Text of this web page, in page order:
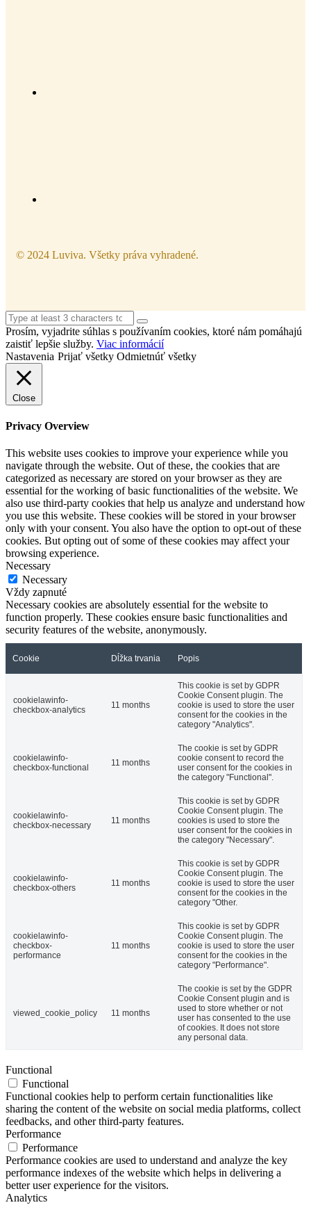
© 2024 Luviva. Všetky práva vyhradené.
Prosím, vyjadrite súhlas s používaním cookies, ktoré nám pomáhajú
zaistiť lepšie služby. Viac informácií
Nastavenia Prijať všetky Odmietnúť všetky
Close
Privacy Overview
This website uses cookies to improve your experience while you
navigate through the website. Out of these, the cookies that are
categorized as necessary are stored on your browser as they are
essential for the working of basic functionalities of the website. We
also use third-party cookies that help us analyze and understand how
you use this website. These cookies will be stored in your browser
only with your consent. You also have the option to opt-out of these
cookies. But opting out of some of these cookies may affect your
browsing experience.
Necessary
Necessary
Vždy zapnuté
Necessary cookies are absolutely essential for the website to
function properly. These cookies ensure basic functionalities and
security features of the website, anonymously.
Cookie Dĺžka trvania Popis
cookielawinfo-
checkbox-analytics
11 months
This cookie is set by GDPR
Cookie Consent plugin. The
cookie is used to store the user
consent for the cookies in the
category "Analytics".
cookielawinfo-
checkbox-functional
11 months
The cookie is set by GDPR
cookie consent to record the
user consent for the cookies in
the category "Functional".
cookielawinfo-
checkbox-necessary
11 months
This cookie is set by GDPR
Cookie Consent plugin. The
cookies is used to store the
user consent for the cookies in
the category "Necessary".
cookielawinfo-
checkbox-others
11 months
This cookie is set by GDPR
Cookie Consent plugin. The
cookie is used to store the user
consent for the cookies in the
category "Other.
cookielawinfo-
checkbox-
performance
11 months
This cookie is set by GDPR
Cookie Consent plugin. The
cookie is used to store the user
consent for the cookies in the
category "Performance".
viewed_cookie_policy 11 months
The cookie is set by the GDPR
Cookie Consent plugin and is
used to store whether or not
user has consented to the use
of cookies. It does not store
any personal data.
Functional
Functional
Functional cookies help to perform certain functionalities like
sharing the content of the website on social media platforms, collect
feedbacks, and other third-party features.
Performance
Performance
Performance cookies are used to understand and analyze the key
performance indexes of the website which helps in delivering a
better user experience for the visitors.
Analytics